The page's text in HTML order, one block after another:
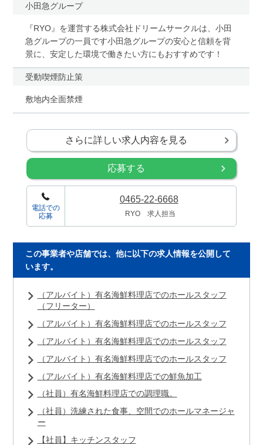
小田急グループ
『RYO』を運営する株式会社ドリームサークルは、小田
急グループの一員です小田急グループの安心と信頼を背
景に、安定した環境で働きたい方にもおすすめです！
受動喫煙防止策
敷地内全面禁煙
さらに詳しい求人内容を見る
応募する
電話での
応募
0465-22-6668
RYO 求人担当
この事業者や店舗では、他に以下の求人情報を公開して
います。
（アルバイト）有名海鮮料理店でのホールスタッフ
（フリーター）
（アルバイト）有名海鮮料理店でのホールスタッフ
（アルバイト）有名海鮮料理店でのホールスタッフ
（アルバイト）有名海鮮料理店でのホールスタッフ
（アルバイト）有名海鮮料理店での鮮魚加工
（社員）有名海鮮料理店での調理職。
（社員）洗練された食事、空間でのホールマネージャ
ー
【社員】キッチンスタッフ